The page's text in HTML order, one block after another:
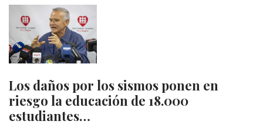
Los daños por los sismos ponen en
riesgo la educación de 18.000
estudiantes…